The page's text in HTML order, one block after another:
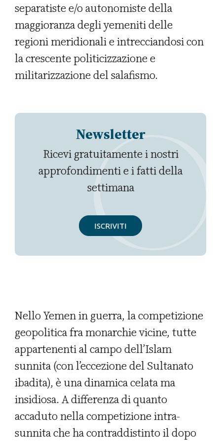
separatiste e/o autonomiste della
maggioranza degli yemeniti delle
regioni meridionali e intrecciandosi con
la crescente politicizzazione e
militarizzazione del salafismo.
Newsletter
Ricevi gratuitamente i nostri
approfondimenti e i fatti della
settimana
ISCRIVITI
Nello Yemen in guerra, la competizione
geopolitica fra monarchie vicine, tutte
appartenenti al campo dell’Islam
sunnita (con l’eccezione del Sultanato
ibadita), è una dinamica celata ma
insidiosa. A differenza di quanto
accaduto nella competizione intra-
sunnita che ha contraddistinto il dopo